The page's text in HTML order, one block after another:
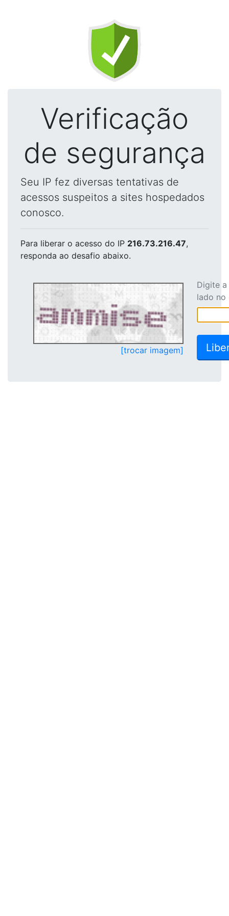
Verificação
de segurança
Seu IP fez diversas tentativas de
acessos suspeitos a sites hospedados
conosco.
Para liberar o acesso do IP 216.73.216.47,
responda ao desafio abaixo.
[trocar imagem]
Digite
lado no